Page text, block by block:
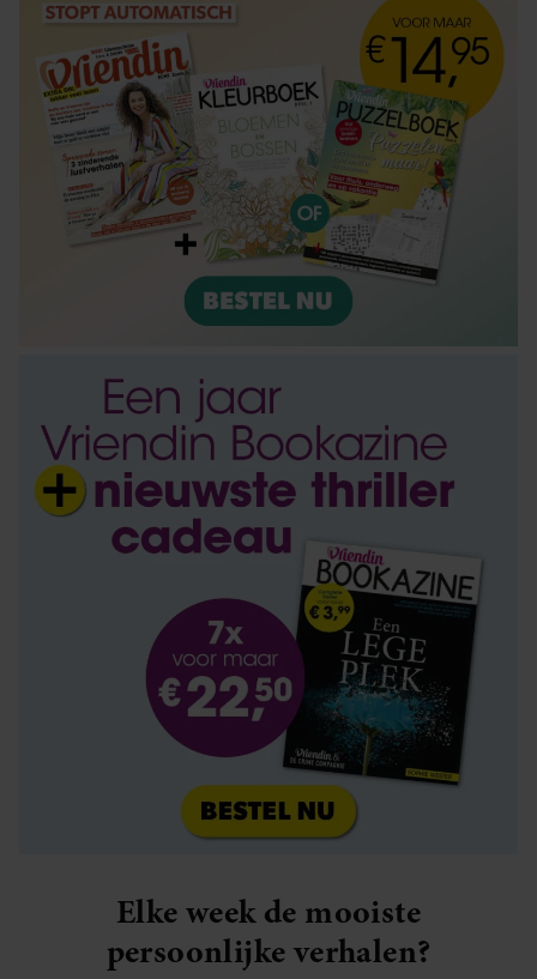
partners voor social media, adverteren en analyse. Deze
partners kunnen deze gegevens combineren met andere
informatie die u aan ze heeft verstrekt of die ze hebben
verzameld op basis van uw gebruik van hun services. U
gaat akkoord met onze cookies als u onze website blijft
gebruiken.
Elke week de mooiste
persoonlijke verhalen?